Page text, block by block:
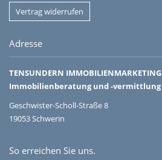
Vertrag widerrufen
Adresse
TENSUNDERN IMMOBILIENMARKETING
Immobilienberatung und -vermittlung
Geschwister-Scholl-Straße 8
19053 Schwerin
So erreichen Sie uns.